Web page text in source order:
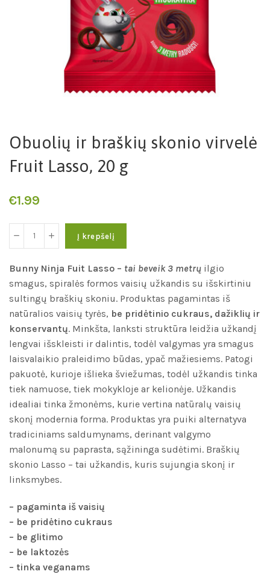
Obuolių ir braškių skonio virvelė
Fruit Lasso, 20 g
€1.99
Į krepšelį
Bunny Ninja Fuit Lasso – tai beveik 3 metrų ilgio
smagus, spiralės formos vaisių užkandis su išskirtiniu
sultingų braškių skoniu. Produktas pagamintas iš
natūralios vaisių tyrės, be pridėtinio cukraus, dažiklių ir
konservantų. Minkšta, lanksti struktūra leidžia užkandį
lengvai išskleisti ir dalintis, todėl valgymas yra smagus
laisvalaikio praleidimo būdas, ypač mažiesiems. Patogi
pakuotė, kurioje išlieka šviežumas, todėl užkandis tinka
tiek namuose, tiek mokykloje ar kelionėje. Užkandis
idealiai tinka žmonėms, kurie vertina natūralų vaisių
skonį modernia forma. Produktas yra puiki alternatyva
tradiciniams saldumynams, derinant valgymo
malonumą su paprasta, sąžininga sudėtimi. Braškių
skonio Lasso – tai užkandis, kuris sujungia skonį ir
linksmybes.
– pagaminta iš vaisių
– be pridėtino cukraus
– be glitimo
– be laktozės
– tinka veganams